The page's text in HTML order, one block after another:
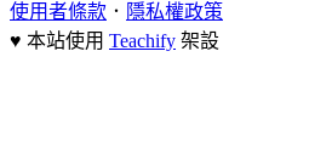
使用者條款 ． 隱私權政策
♥ 本站使用 Teachify 架設